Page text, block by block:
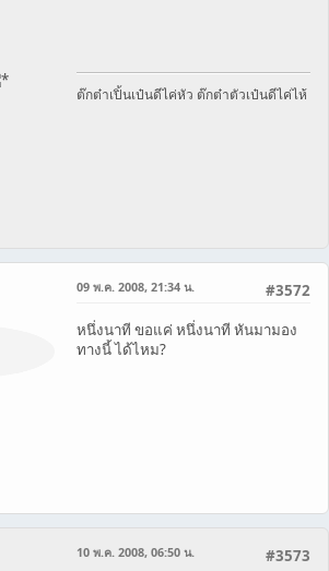
ต๊กต๋าเปิ้นเป๋นดีไค่หัว ต๊กต๋าตัวเป๋นดีไค่ไห้
#3572
09 พ.ค. 2008, 21:34 น.
หนึ่งนาที ขอแค่ หนึ่งนาที หันมามอง
ทางนี้ ได้ไหม?
#3573
10 พ.ค. 2008, 06:50 น.